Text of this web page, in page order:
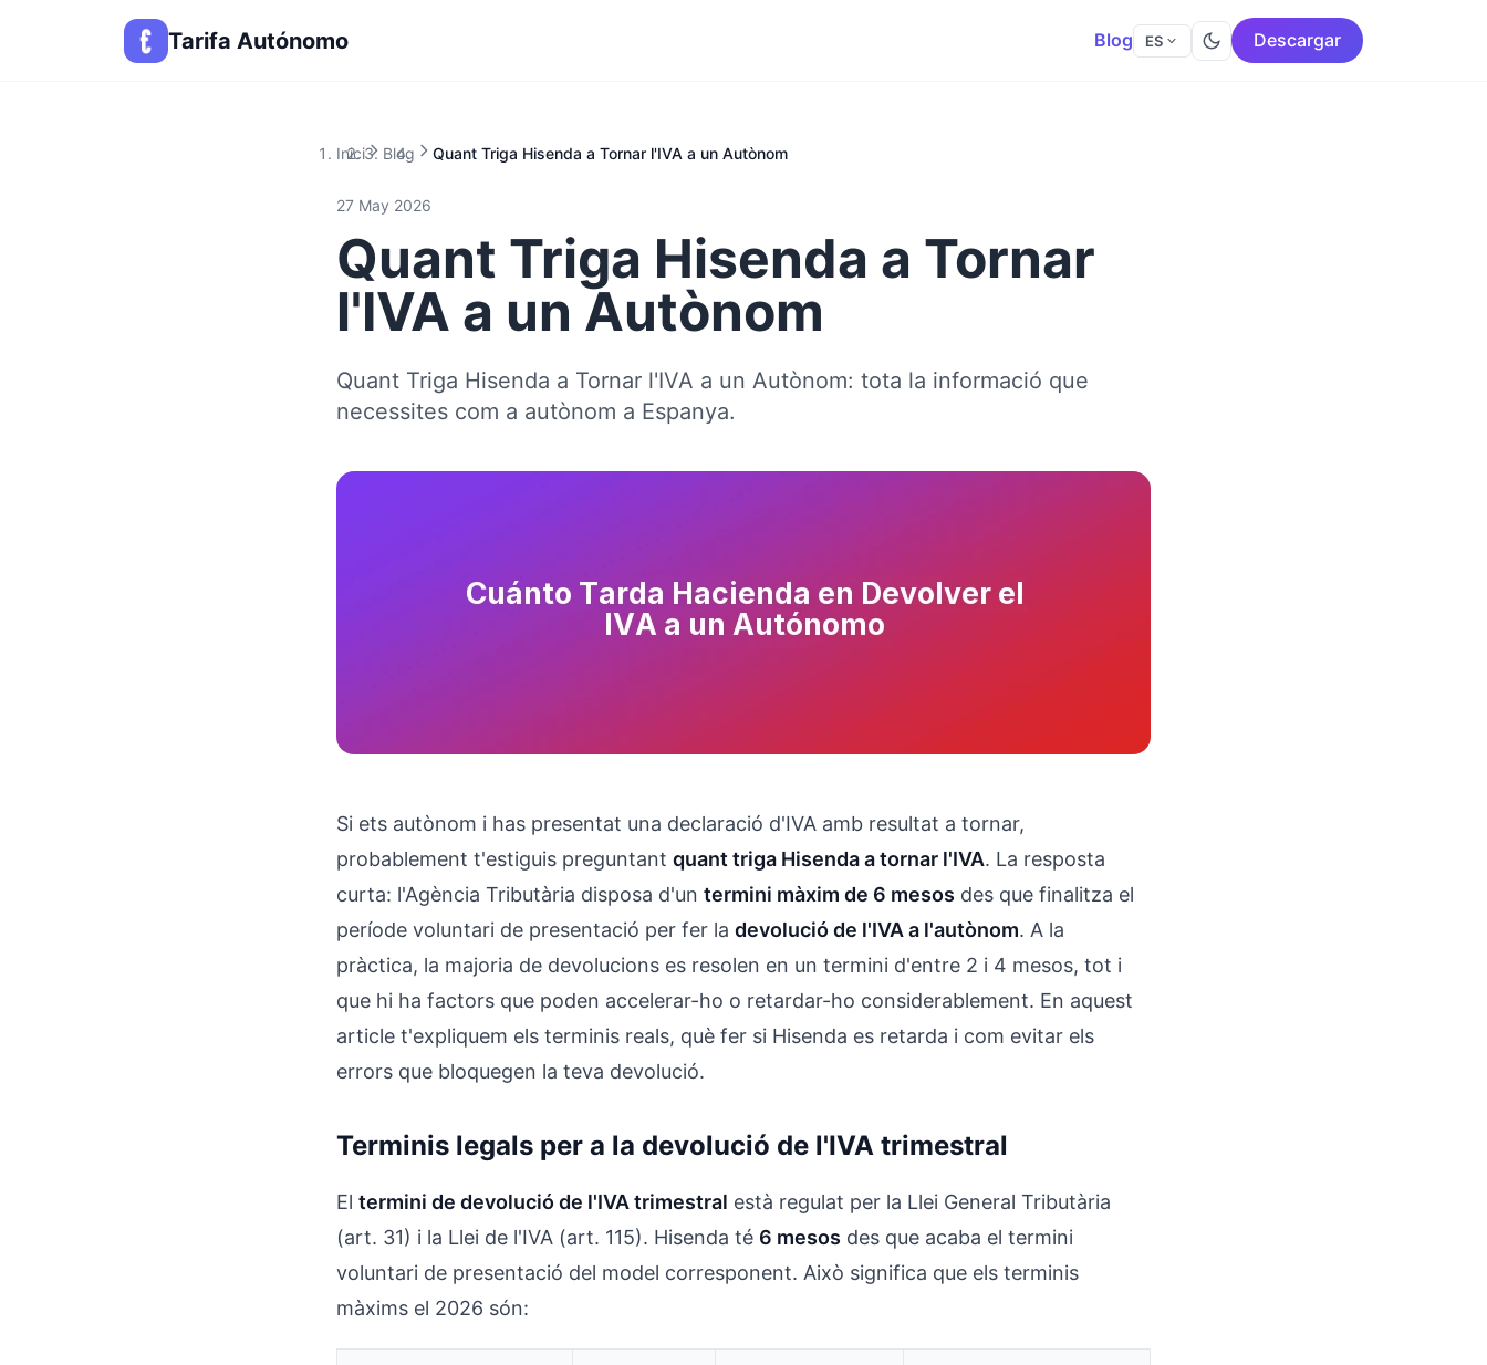
Tarifa Autónomo Blog ES Descargar
Inici Blog Quant Triga Hisenda a Tornar l'IVA a un Autònom
27 May 2026
Quant Triga Hisenda a Tornar
l'IVA a un Autònom
Quant Triga Hisenda a Tornar l'IVA a un Autònom: tota la informació que
necessites com a autònom a Espanya.
Si ets autònom i has presentat una declaració d'IVA amb resultat a tornar,
probablement t'estiguis preguntant quant triga Hisenda a tornar l'IVA. La resposta
curta: l'Agència Tributària disposa d'un termini màxim de 6 mesos des que finalitza el
període voluntari de presentació per fer la devolució de l'IVA a l'autònom. A la
pràctica, la majoria de devolucions es resolen en un termini d'entre 2 i 4 mesos, tot i
que hi ha factors que poden accelerar-ho o retardar-ho considerablement. En aquest
article t'expliquem els terminis reals, què fer si Hisenda es retarda i com evitar els
errors que bloquegen la teva devolució.
Terminis legals per a la devolució de l'IVA trimestral
El termini de devolució de l'IVA trimestral està regulat per la Llei General Tributària
(art. 31) i la Llei de l'IVA (art. 115). Hisenda té 6 mesos des que acaba el termini
voluntari de presentació del model corresponent. Això significa que els terminis
màxims el 2026 són: